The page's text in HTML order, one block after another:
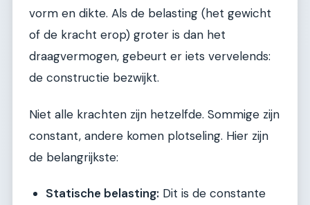
vorm en dikte. Als de belasting (het gewicht
of de kracht erop) groter is dan het
draagvermogen, gebeurt er iets vervelends:
de constructie bezwijkt.
Niet alle krachten zijn hetzelfde. Sommige zijn
constant, andere komen plotseling. Hier zijn
de belangrijkste:
Statische belasting: Dit is de constante